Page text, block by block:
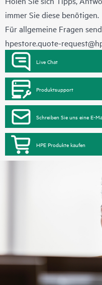
immer Sie diese benötigen.
Für allgemeine Fragen
hpestore.quote-
Live Chat
Produktsupport
Schreiben Sie uns eine E-
HPE Produkte kaufen